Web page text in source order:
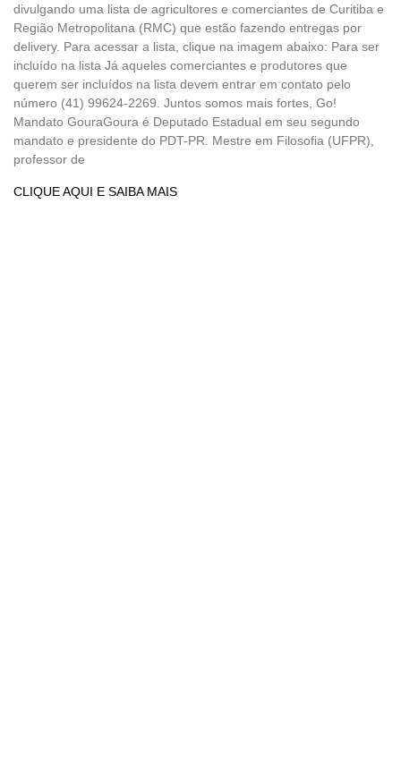
divulgando uma lista de agricultores e comerciantes de Curitiba e
Região Metropolitana (RMC) que estão fazendo entregas por
delivery. Para acessar a lista, clique na imagem abaixo: Para ser
incluído na lista Já aqueles comerciantes e produtores que
querem ser incluídos na lista devem entrar em contato pelo
número (41) 99624-2269. Juntos somos mais fortes, Go!
Mandato GouraGoura é Deputado Estadual em seu segundo
mandato e presidente do PDT-PR. Mestre em Filosofia (UFPR),
professor de
CLIQUE AQUI E SAIBA MAIS